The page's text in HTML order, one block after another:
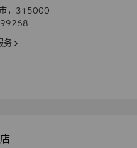
， 315000
务